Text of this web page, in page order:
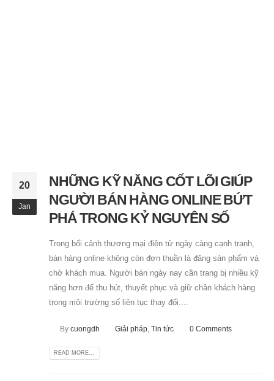
20
Jan
NHỮNG KỸ NĂNG CỐT LÕI GIÚP
NGƯỜI BÁN HÀNG ONLINE BỨT
PHÁ TRONG KỶ NGUYÊN SỐ
Trong bối cảnh thương mại điện tử ngày càng cạnh tranh,
bán hàng online không còn đơn thuần là đăng sản phẩm và
chờ khách mua. Người bán ngày nay cần trang bị nhiều kỹ
năng hơn để thu hút, thuyết phục và giữ chân khách hàng
trong môi trường số liên tục thay đổi....
By cuongdh Giải pháp ,Tin tức 0 Comments
READ MORE...